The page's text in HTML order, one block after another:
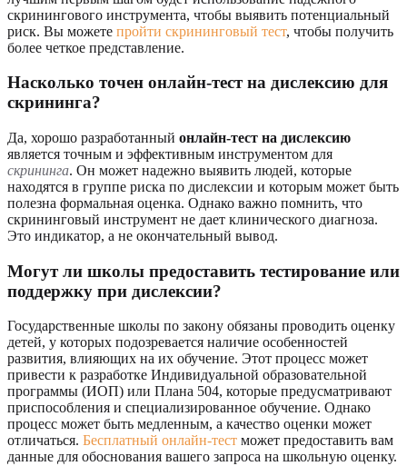
скринингового инструмента, чтобы выявить потенциальный
риск. Вы можете пройти скрининговый тест, чтобы получить
более четкое представление.
Насколько точен онлайн-тест на дислексию для
скрининга?
Да, хорошо разработанный онлайн-тест на дислексию
является точным и эффективным инструментом для
скрининга. Он может надежно выявить людей, которые
находятся в группе риска по дислексии и которым может быть
полезна формальная оценка. Однако важно помнить, что
скрининговый инструмент не дает клинического диагноза.
Это индикатор, а не окончательный вывод.
Могут ли школы предоставить тестирование или
поддержку при дислексии?
Государственные школы по закону обязаны проводить оценку
детей, у которых подозревается наличие особенностей
развития, влияющих на их обучение. Этот процесс может
привести к разработке Индивидуальной образовательной
программы (ИОП) или Плана 504, которые предусматривают
приспособления и специализированное обучение. Однако
процесс может быть медленным, а качество оценки может
отличаться. Бесплатный онлайн-тест может предоставить вам
данные для обоснования вашего запроса на школьную оценку.